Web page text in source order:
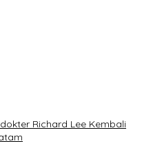
Richard Lee Kembali